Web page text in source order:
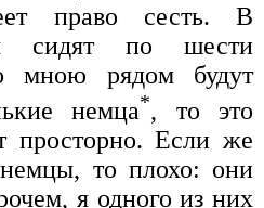
право сесть. В
сидят по шести
мною рядом будут
немца*, то это
просторно. Если же
немцы, то плохо: они
я одного из них